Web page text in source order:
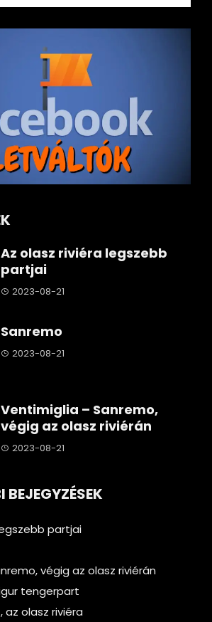
Az olasz riviéra legszebb
partjai
2023-08-21
Sanremo
2023-08-21
Ventimiglia – Sanremo,
végig az olasz riviérán
2023-08-21
BEJEGYZÉSEK
partjai
végig az olasz riviérán
tengerpart
az olasz riviéra